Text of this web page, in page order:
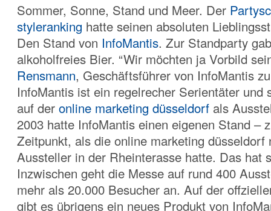
Sommer, Sonne, Stand und Meer. Der
styleranking hatte seinen absoluten
Den Stand von InfoMantis. Zur Standparty
alkoholfreies Bier. “Wir möchten ja Vorbild
Rensmann, Geschäftsführer von InfoMantis
InfoMantis ist ein regelrecher Serientäter und
auf der online marketing düsseldorf als
2003 hatte InfoMantis einen eigenen Stand –
Zeitpunkt, als die online marketing düsseldorf
Aussteller in der Rheinterasse hatte. Das hat
Inzwischen geht die Messe auf rund 400
mehr als 20.000 Besucher an. Auf der
gibt es übrigens ein neues Produkt von